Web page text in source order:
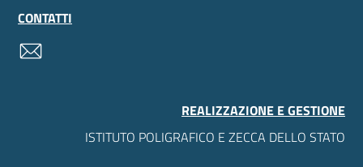
CONTATTI
REALIZZAZIONE E GESTIONE
ISTITUTO POLIGRAFICO E ZECCA DELLO STATO